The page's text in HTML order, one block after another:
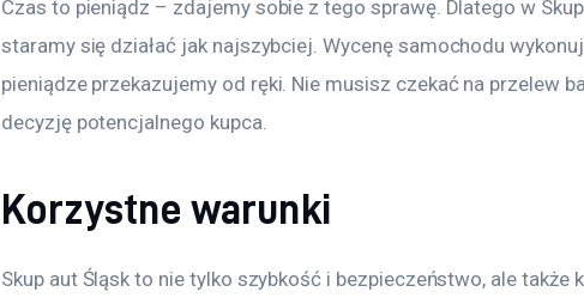
Czas to pieniądz – zdajemy sobie z tego sprawę. Dlatego w
staramy się działać jak najszybciej. Wycenę samochodu
pieniądze przekazujemy od ręki. Nie musisz czekać na przelew
decyzję potencjalnego kupca.
Korzystne warunki
Skup aut Śląsk to nie tylko szybkość i bezpieczeństwo, ale także